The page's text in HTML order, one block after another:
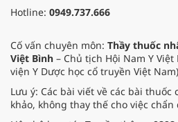
Hotline: 0949.737.666
Cố vấn chuyên môn: Thầy thuốc
Việt Bình – Chủ tịch Hội Nam Y
viện Y Dược học cổ truyền Việt
Lưu ý: Các bài viết về các bài
khảo, không thay thế cho việc